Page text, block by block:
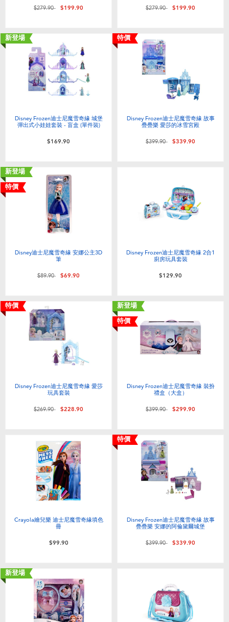
價格從
$279.90至$199.90 價格從
$279.90至$199.90
新登場
Disney Frozen迪士尼魔雪奇緣 城堡
彈出式小娃娃套裝 - 盲盒 (單件裝)
$169.90
特價
Disney Frozen迪士尼魔雪奇緣 故事
疊疊樂 愛莎的冰雪宮殿
價格從
$399.90至$339.90
新登場
特價
Disney迪士尼魔雪奇緣 安娜公主3D
筆
價格從
$89.90至$69.90
Disney Frozen迪士尼魔雪奇緣 2合1
廚房玩具套裝
$129.90
特價
Disney Frozen迪士尼魔雪奇緣 愛莎
玩具套裝
價格從
$269.90至$228.90
新登場
特價
Disney Frozen迪士尼魔雪奇緣 裝扮
禮盒（大盒）
價格從
$399.90至$299.90
Crayola繪兒樂 迪士尼魔雪奇緣填色
冊
$99.90
特價
Disney Frozen迪士尼魔雪奇緣 故事
疊疊樂 安娜的阿倫黛爾城堡
價格從
$399.90至$339.90
新登場